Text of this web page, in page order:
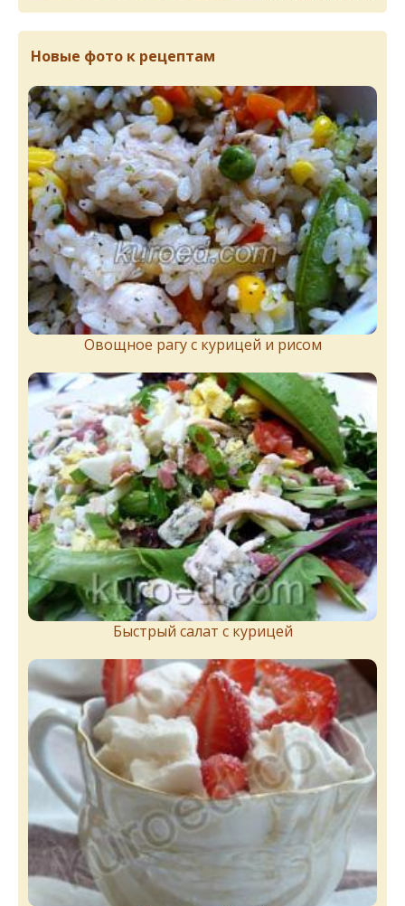
Новые фото к рецептам
Овощное рагу с курицей и рисом
Быстрый салат с курицей